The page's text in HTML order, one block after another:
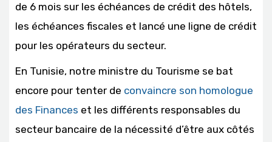
de 6 mois sur les échéances de crédit des hôtels,
les échéances fiscales et lancé une ligne de crédit
pour les opérateurs du secteur.
En Tunisie, notre ministre du Tourisme se bat
encore pour tenter de convaincre son homologue
des Finances et les différents responsables du
secteur bancaire de la nécessité d’être aux côtés